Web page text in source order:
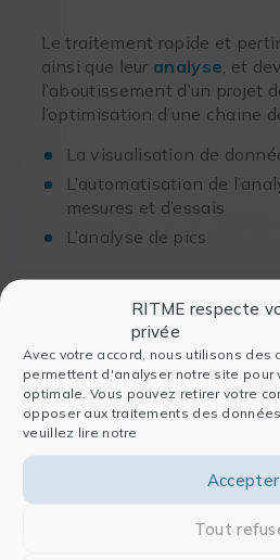
RITME respecte
privée
Avec votre accord, nous utilisons des
permettent d'analyser notre site pour
optimale. Vous pouvez retirer votre
opposer aux traitements des
veuillez lire notre
Accepter
Tout
Le traitement rapide et
ainsi que leur analyse, et
l’aboutissement d’un projet
l’optimisation d’une chaine
La visualisation de
L’automatisation de
mesures et d’essais
L’analyse de pics
l’ingénierie
s’appuie sur une
développementadaptés et
Solutions de
Fortran…
Ces recettes